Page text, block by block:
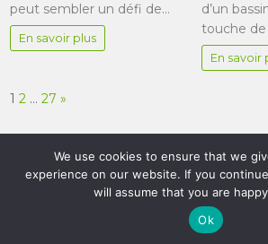
peut sembler un défi de…
En savoir plus
d’un
touche
En savoir
Page:
1 2 … 27 Next
»
Le blog pour les passionnés du
aménagement 2026 . Powered
We use cookies to ensure that we
experience on our website. If you
will assume that you are
Ok